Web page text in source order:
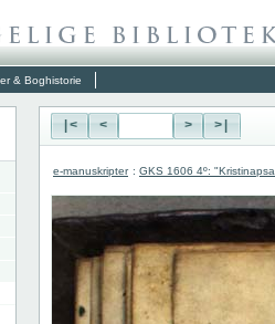
& Boghistorie
|< < > >|
e-manuskripter : GKS 1606 4º: